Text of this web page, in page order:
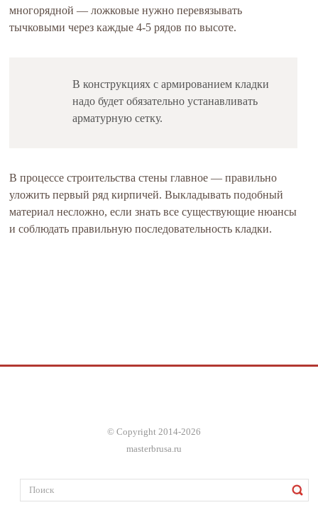
многорядной — ложковые нужно перевязывать
тычковыми через каждые 4-5 рядов по высоте.
В конструкциях с армированием кладки
надо будет обязательно устанавливать
арматурную сетку.
В процессе строительства стены главное — правильно
уложить первый ряд кирпичей. Выкладывать подобный
материал несложно, если знать все существующие нюансы
и соблюдать правильную последовательность кладки.
© Copyright 2014-2026
masterbrusa.ru